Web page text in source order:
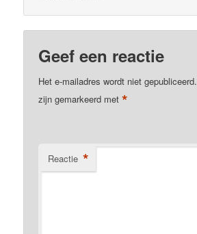
Geef een reactie
Het e-mailadres wordt niet gepubliceerd.
zijn gemarkeerd met*
Reactie *